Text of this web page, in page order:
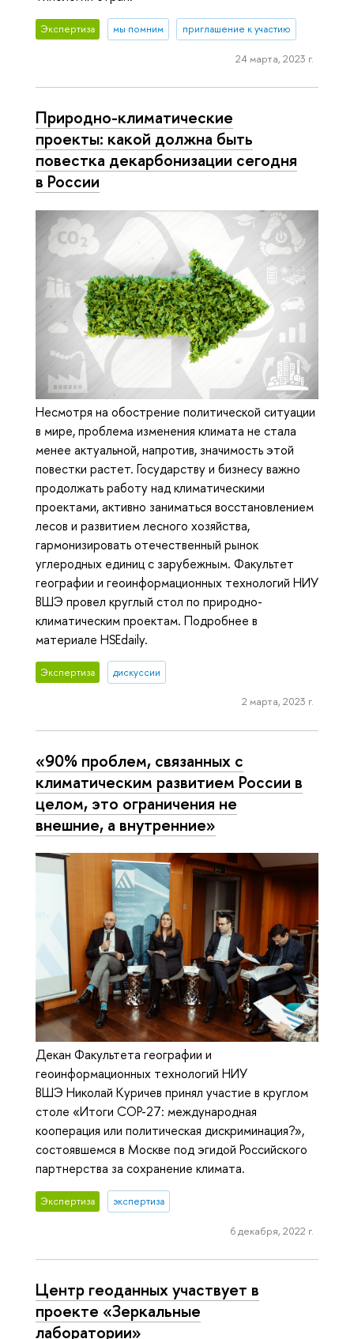
Экспертиза мы помним приглашение к участию
24 марта, 2023 г.
Природно-климатические
проекты: какой должна быть
повестка декарбонизации сегодня
в России
Несмотря на обострение политической ситуации
в мире, проблема изменения климата не стала
менее актуальной, напротив, значимость этой
повестки растет. Государству и бизнесу важно
продолжать работу над климатическими
проектами, активно заниматься восстановлением
лесов и развитием лесного хозяйства,
гармонизировать отечественный рынок
углеродных единиц с зарубежным. Факультет
географии и геоинформационных технологий НИУ
ВШЭ провел круглый стол по природно-
климатическим проектам. Подробнее в
материале HSEdaily.
Экспертиза дискуссии
2 марта, 2023 г.
«90% проблем, связанных с
климатическим развитием России в
целом, это ограничения не
внешние, а внутренние»
Декан Факультета географии и
геоинформационных технологий НИУ
ВШЭ Николай Куричев принял участие в круглом
столе «Итоги COP-27: международная
кооперация или политическая дискриминация?»,
состоявшемся в Москве под эгидой Российского
партнерства за сохранение климата.
Экспертиза экспертиза
6 декабря, 2022 г.
Центр геоданных участвует в
проекте «Зеркальные
лаборатории»